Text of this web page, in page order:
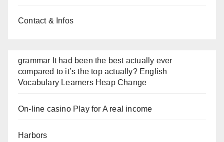
Contact & Infos
grammar It had been the best actually ever
compared to it’s the top actually? English
Vocabulary Learners Heap Change
On-line casino Play for A real income
Harbors